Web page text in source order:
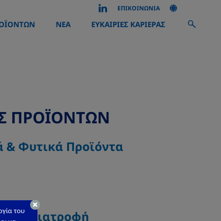
ΝΕΑ ΕΥΚΑΙΡΙΕΣ ΚΑΡΙΕΡΑΣ
ΕΠΙΚΟΙΝΩΝΙΑ
ΠΡΟΪΟΝΤΩΝ
& Φυτικά Προϊόντα
Διατροφή
του